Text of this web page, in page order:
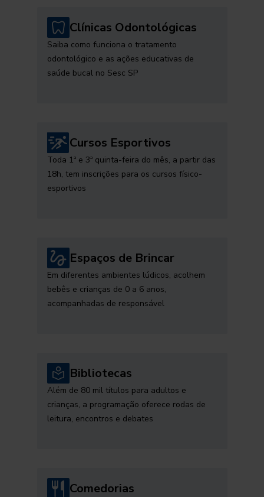
Clínicas Odontológicas
Saiba como funciona o tratamento
odontológico e as ações educativas de
saúde bucal no Sesc SP
Cursos Esportivos
Toda 1ª e 3ª quinta-feira do mês, a partir das
18h, tem inscrições para os cursos físico-
esportivos
Espaços de Brincar
Em diferentes ambientes lúdicos, acolhem
bebês e crianças de 0 a 6 anos,
acompanhadas de responsável
Bibliotecas
Além de 80 mil títulos para adultos e
crianças, a programação oferece rodas de
leitura, encontros e debates
Comedorias